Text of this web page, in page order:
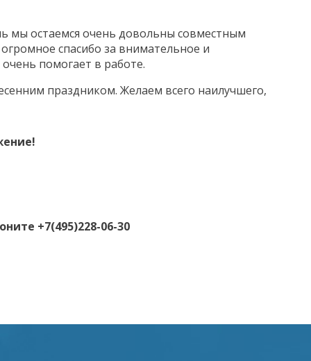
мы остаемся очень довольны совместным
спасибо за внимательное и
помогает в работе.
праздником. Желаем всего наилучшего,
+7(495)228-06-30